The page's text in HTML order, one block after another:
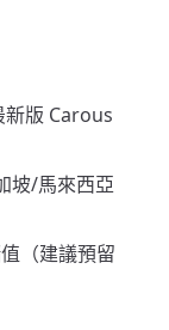
版 Carous
坡/馬來西亞
（建議預留